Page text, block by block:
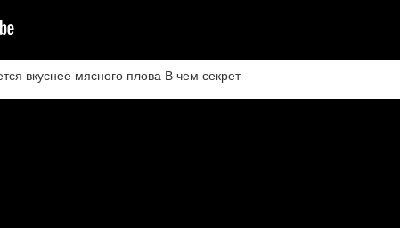
вкуснее мясного плова В чем секрет